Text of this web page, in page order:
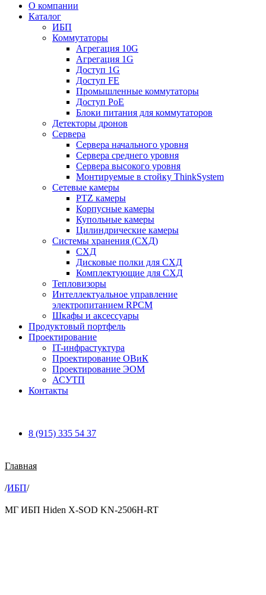
О компании
Каталог
ИБП
Коммутаторы
Агрегация 10G
Агрегация 1G
Доступ 1G
Доступ FE
Промышленные коммутаторы
Доступ PoE
Блоки питания для коммутаторов
Детекторы дронов
Сервера
Сервера начального уровня
Сервера среднего уровня
Сервера высокого уровня
Монтируемые в стойку ThinkSystem
Сетевые камеры
PTZ камеры
Корпусные камеры
Купольные камеры
Цилиндрические камеры
Системы хранения (СХД)
СХД
Дисковые полки для СХД
Комплектующие для СХД
Тепловизоры
Интеллектуальное управление
электропитанием RPCM
Шкафы и аксессуары
Продуктовый портфель
Проектирование
IT-инфрастуктура
Проектирование ОВиК
Проектирование ЭОМ
АСУТП
Контакты
8 (915) 335 54 37
Главная
/ИБП/
МГ ИБП Hiden X-SOD KN-2506H-RT